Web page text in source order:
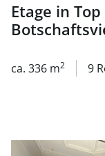
Etage in Top
Wien
ca. 336 m2 9
link to page